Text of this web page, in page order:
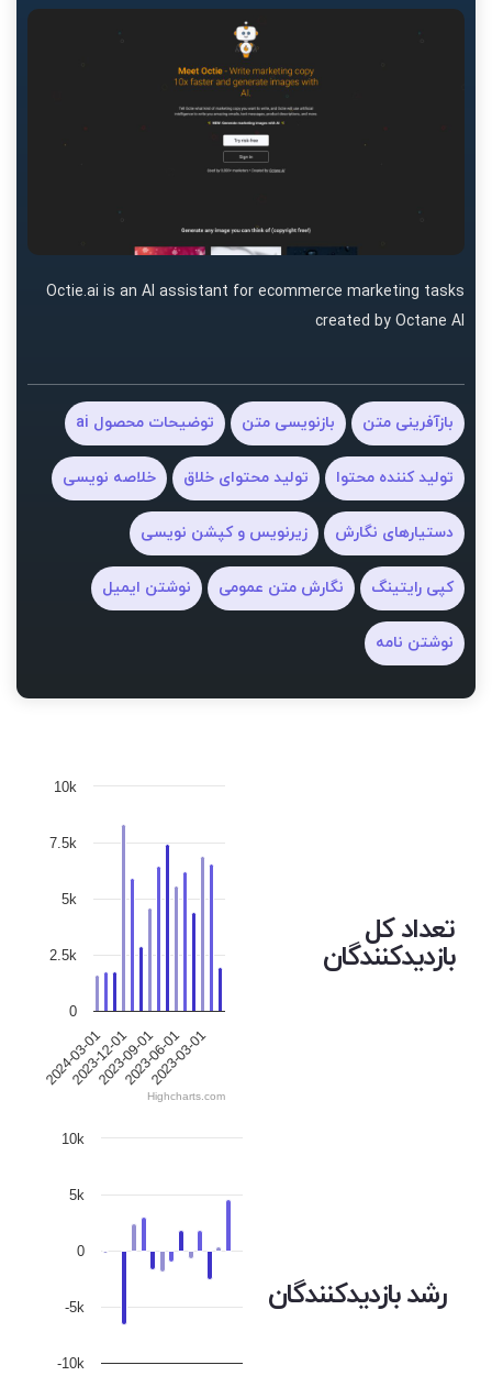
Octie.ai is an AI assistant for ecommerce marketing tasks
created by Octane AI
بازآفرینی متن بازنویسی متن توضیحات محصول ai
تولید کننده محتوا تولید محتوای خلاق خلاصه نویسی
دستیارهای نگارش زیرنویس و کپشن نویسی
کپی رایتینگ نگارش متن عمومی نوشتن ایمیل
نوشتن نامه
تعداد کل
بازدیدکنندگان
2024-03-01
2023-12-01
2023-09-01
2023-06-01
2023-03-01
0
2.5k
5k
7.5k
10k
Highcharts.com
رشد بازدیدکنندگان -5k
0
5k
-10k
10k